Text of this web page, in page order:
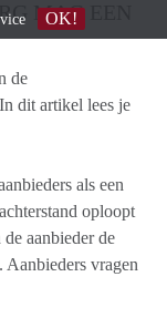
MAG EEN
de
dit artikel lees je
als een
oploopt
aanbieder de
Aanbieders vragen
OK!